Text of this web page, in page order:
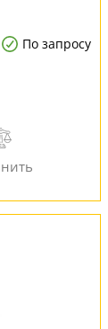
По запросу